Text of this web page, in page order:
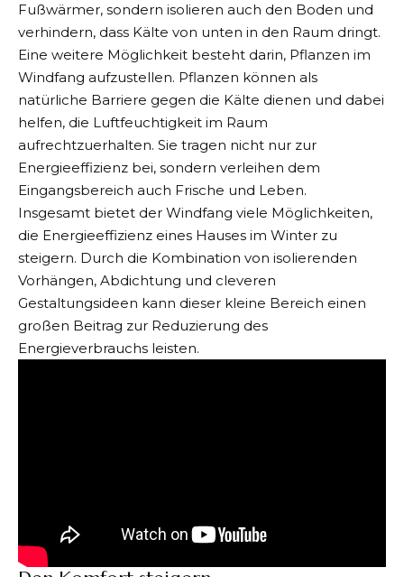
Fußwärmer, sondern isolieren auch den Boden und
verhindern, dass Kälte von unten in den Raum dringt.
Eine weitere Möglichkeit besteht darin, Pflanzen im
Windfang aufzustellen. Pflanzen können als
natürliche Barriere gegen die Kälte dienen und dabei
helfen, die Luftfeuchtigkeit im Raum
aufrechtzuerhalten. Sie tragen nicht nur zur
Energieeffizienz bei, sondern verleihen dem
Eingangsbereich auch Frische und Leben.
Insgesamt bietet der Windfang viele Möglichkeiten,
die Energieeffizienz eines Hauses im Winter zu
steigern. Durch die Kombination von isolierenden
Vorhängen, Abdichtung und cleveren
Gestaltungsideen kann dieser kleine Bereich einen
großen Beitrag zur Reduzierung des
Energieverbrauchs leisten.